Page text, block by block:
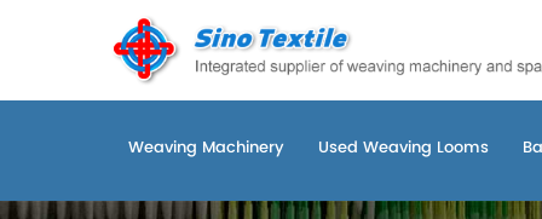
Weaving Machinery Used Weaving Looms